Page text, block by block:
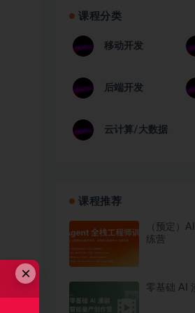
课程分类
移动开发
后端开发
云计算/大数据
课程推荐
（预定）
练营
零基础 AI
×